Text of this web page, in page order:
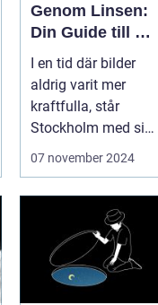
Genom Linsen:
Din Guide till Val
av Fotograf i
Stockholm
I en tid där bilder
aldrig varit mer
kraftfulla, står
Stockholm med sin
skiftande natur o...
07 november 2024